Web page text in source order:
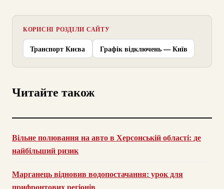
КОРИСНІ РОЗДІЛИ САЙТУ
Транспорт Києва Графік відключень — Київ
Читайте також
Вільне полювання на авто в Херсонській області: де
найбільший ризик
Марганець відновив водопостачання: урок для
прифронтових регіонів